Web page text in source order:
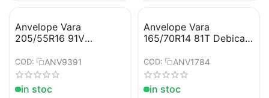
Anvelope Vara
205/55R16 91V
COD: ANV9391
in stoc
Anvelope Vara
165/70R14 81T Debica
COD: ANV1784
in stoc